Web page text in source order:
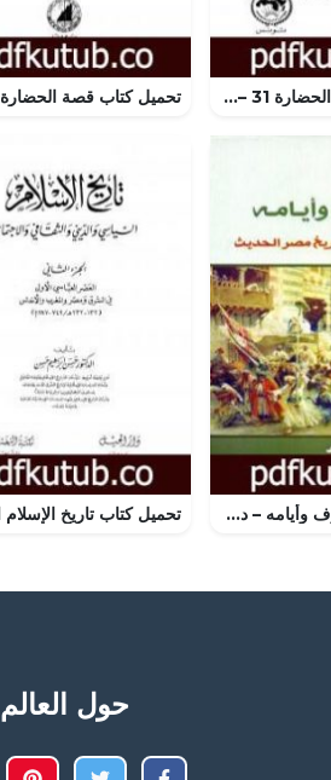
تحميل كتاب قصة الحضارة 31 – المجلد الثامن – ج1: عصر لويس الرابع عشر PDF تأليف ول ديورانت مجانا [كامل]
تحميل كتاب التصوف وأيامه – دور المتصوفة في تاريخ مصر الحديث PDF تأليف محمد صبري الدالي مجانا [كامل]
حول العالم